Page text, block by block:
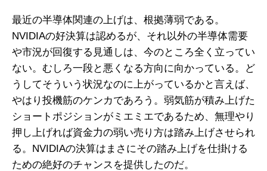
最近の半導体関連の上げは、根拠薄弱である。
NVIDIAの好決算は認めるが、それ以外の半導体需要
や市況が回復する見通しは、今のところ全く立ってい
ない。むしろ一段と悪くなる方向に向かっている。ど
うしてそういう状況なのに上がっているかと言えば、
やはり投機筋のケンカであろう。弱気筋が積み上げた
ショートポジションがミエミエであるため、無理やり
押し上げれば資金力の弱い売り方は踏み上げさせられ
る。NVIDIAの決算はまさにその踏み上げを仕掛ける
ための絶好のチャンスを提供したのだ。